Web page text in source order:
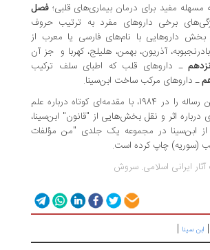
مسهله مفید برای درمان بیماری‌های قلبی؛ فصل
برخی داروهای مفرد به ترتیب حروف
بخش داروهایی با نام‌های فارسی یا معرب از
آذریون، بهمن، هلیلج، کهربا و جز آن
ـ داروهای قلب که اطبای سلف ترکیب
ـ داروهای مرکب ساخت ابن‌سینا.
"محمد زهیر البابا" این رساله را در 1984، با مقدمه‌ای کوتاه درباره علم
اثر و نقل بخش‌هایی از "قانون" ابن‌سینا،
ابن‌سینا در مجموعه یک جلدی "من مؤلفات
(سوریه) چاپ کرده است.
ایرانی اسلامی. سروش
| ابن سینا |